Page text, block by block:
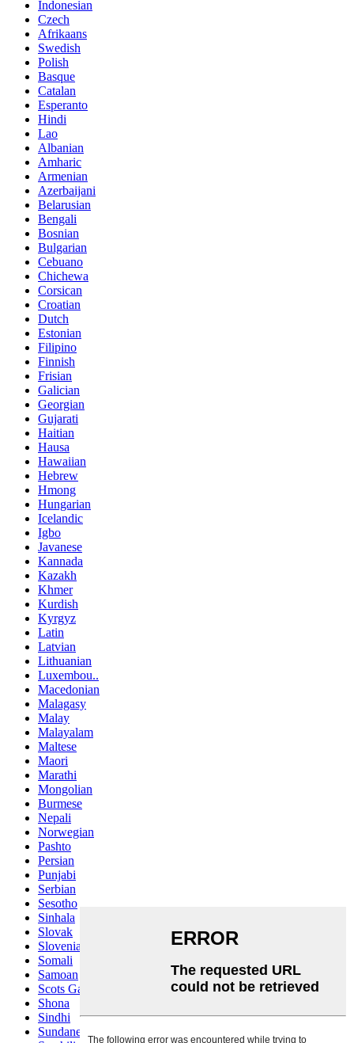
Indonesian
Czech
Afrikaans
Swedish
Polish
Basque
Catalan
Esperanto
Hindi
Lao
Albanian
Amharic
Armenian
Azerbaijani
Belarusian
Bengali
Bosnian
Bulgarian
Cebuano
Chichewa
Corsican
Croatian
Dutch
Estonian
Filipino
Finnish
Frisian
Galician
Georgian
Gujarati
Haitian
Hausa
Hawaiian
Hebrew
Hmong
Hungarian
Icelandic
Igbo
Javanese
Kannada
Kazakh
Khmer
Kurdish
Kyrgyz
Latin
Latvian
Lithuanian
Luxembou..
Macedonian
Malagasy
Malay
Malayalam
Maltese
Maori
Marathi
Mongolian
Burmese
Nepali
Norwegian
Pashto
Persian
Punjabi
Serbian
Sesotho
Sinhala
Slovak
Slovenian
Somali
Samoan
Scots Gaelic
Shona
Sindhi
Sundanese